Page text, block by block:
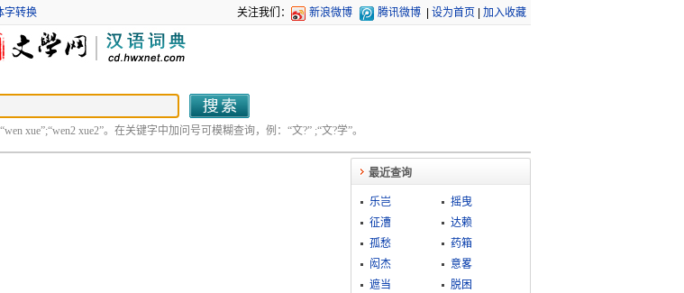
字转换 关注我们： 新浪微博 腾讯微博 设为首页 加入收藏
xue”;“wen2 xue2”。在关键字中加问号可模糊查询，例：“文?” ;“文?学”。
最近查询
乐岂
摇曳
征漕
达赖
孤愁
药箱
闳杰
意畧
遮当
脱困